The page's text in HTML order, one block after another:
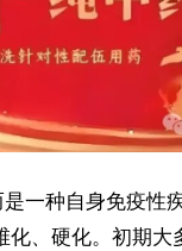
一种自身免疫
、硬化。初期